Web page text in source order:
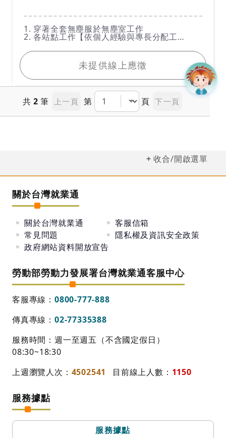
工作內容
1. 穿著全套無塵服於無塵室工作
2. 各站點工作【依個人經驗與專長分配工
站。
· 剪膠機調整／剪膠外觀檢驗（使用顯微鏡）／
‧ 機台操作(保養、異常排除)／鍍膜機(保養、噴
砂）
‧ 產品組裝、檢驗、包裝出貨、備料
月薪：30000元起 (依實際業務或工作執行情形
我要應徵
未提供線上應徵
共 2 筆 上一頁 第 頁 下一頁
收合/開啟選單
關於台灣就業通
關於台灣就業通
客服信箱
常見問題
隱私權及資訊安全政策
政府網站資料開放宣告
勞動部勞動力發展署台灣就業通客服中心
客服專線： 0800-777-888
傳真專線： 02-77335388
服務時間：週一至週五（不含國定假日）
08:30~18:30
上週瀏覽人次： 4502541 目前線上人數： 1150
服務據點
服務據點